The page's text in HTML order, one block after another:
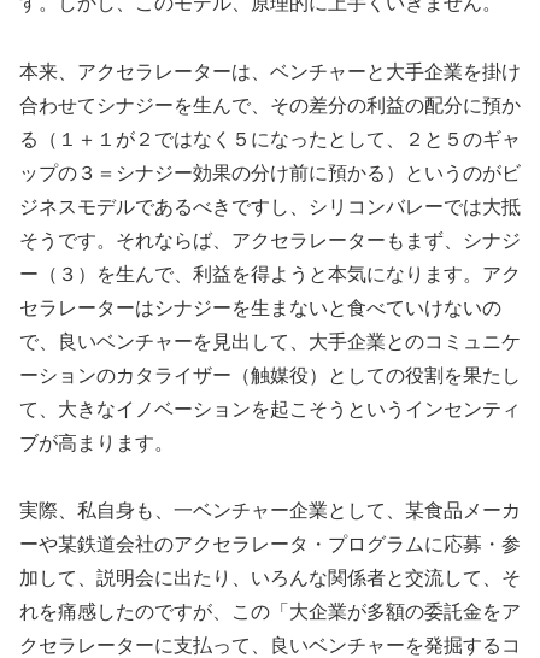
本来、アクセラレーターは、ベンチャーと大手企業を掛け
合わせてシナジーを生んで、その差分の利益の配分に預か
る（１＋１が２ではなく５になったとして、２と５のギャ
ップの３＝シナジー効果の分け前に預かる）というのがビ
ジネスモデルであるべきですし、シリコンバレーでは大抵
そうです。それならば、アクセラレーターもまず、シナジ
ー（３）を生んで、利益を得ようと本気になります。アク
セラレーターはシナジーを生まないと食べていけないの
で、良いベンチャーを見出して、大手企業とのコミュニケ
ーションのカタライザー（触媒役）としての役割を果たし
て、大きなイノベーションを起こそうというインセンティ
ブが高まります。
実際、私自身も、一ベンチャー企業として、某食品メーカ
ーや某鉄道会社のアクセラレータ・プログラムに応募・参
加して、説明会に出たり、いろんな関係者と交流して、そ
れを痛感したのですが、この「大企業が多額の委託金をア
クセラレーターに支払って、良いベンチャーを発掘するコ